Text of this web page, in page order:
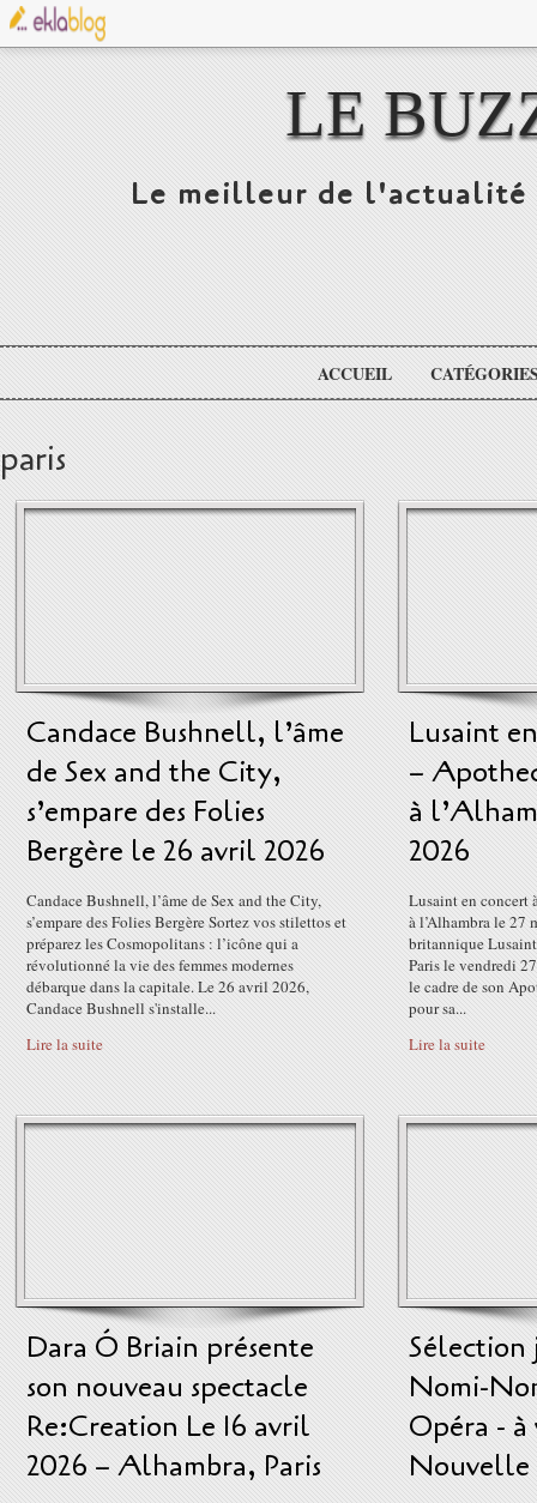
LE
Le meilleur de
ACCUEIL
paris
Candace Bushnell, l’âme
de Sex and the City,
s’empare des Folies
Bergère le 26 avril 2026
Candace Bushnell, l’âme de Sex and the City,
s’empare des Folies Bergère Sortez vos stilettos et
préparez les Cosmopolitans : l’icône qui a
révolutionné la vie des femmes modernes
débarque dans la capitale. Le 26 avril 2026,
Candace Bushnell s'installe...
Lire la suite
Lusaint
–
à
2026
Lusaint en concert
à l’Alhambra le 27
britannique
Paris le vendredi
le cadre de son
pour sa...
Lire la suite
Dara Ó Briain présente
son nouveau spectacle
Re:Creation Le 16 avril
2026 – Alhambra, Paris
Nomi-
Opéra -
Nouvelle